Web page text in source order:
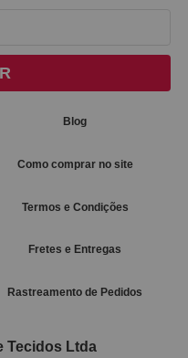
Blog
Como comprar no site
Termos e Condições
Fretes e Entregas
Rastreamento de Pedidos
Tecidos Ltda